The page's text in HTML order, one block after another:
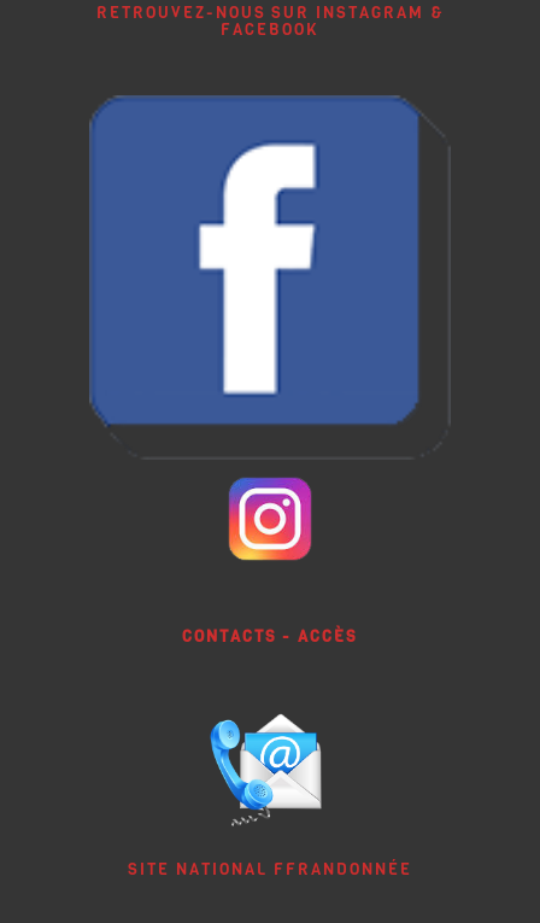
RETROUVEZ-NOUS SUR INSTAGRAM &
FACEBOOK
CONTACTS - ACCÈS
SITE NATIONAL FFRANDONNÉE